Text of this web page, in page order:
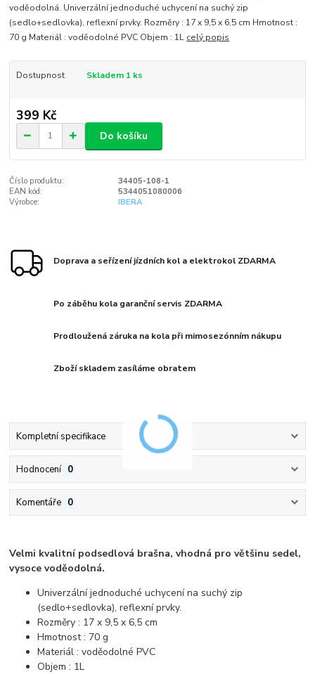
voděodolná. Univerzální jednoduché uchycení na suchý zip
(sedlo+sedlovka), reflexní prvky. Rozměry : 17 x 9,5 x 6,5 cm Hmotnost :
70 g Materiál : voděodolné PVC Objem : 1L celý popis
Dostupnost Skladem 1 ks
399 Kč
Do košíku
Číslo produktu:
34405-108-1
EAN kód:
5344051080006
Výrobce:
IBERA
Doprava a seřízení jízdních kol a elektrokol ZDARMA
Po záběhu kola garanční servis ZDARMA
Prodloužená záruka na kola při mimosezónním nákupu
Zboží skladem zasíláme obratem
Kompletní specifikace
Hodnocení 0
Komentáře 0
Velmi kvalitní podsedlová brašna, vhodná pro většinu sedel,
vysoce voděodolná.
Univerzální jednoduché uchycení na suchý zip
(sedlo+sedlovka), reflexní prvky.
Rozměry : 17 x 9,5 x 6,5 cm
Hmotnost : 70 g
Materiál : voděodolné PVC
Objem : 1L